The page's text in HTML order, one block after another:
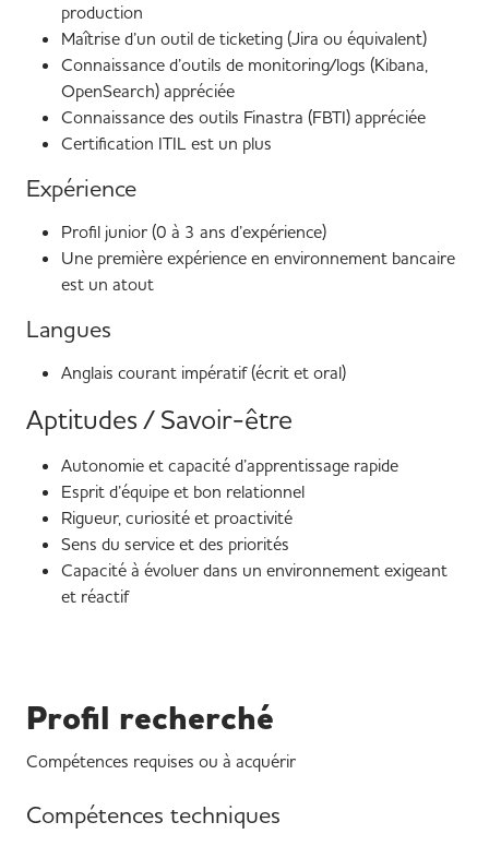
production
Maîtrise d’un outil de ticketing (Jira ou équivalent)
Connaissance d’outils de monitoring/logs (Kibana,
OpenSearch) appréciée
Connaissance des outils Finastra (FBTI) appréciée
Certification ITIL est un plus
Expérience
Profil junior (0 à 3 ans d’expérience)
Une première expérience en environnement bancaire
est un atout
Langues
Anglais courant impératif (écrit et oral)
Aptitudes / Savoir-être
Autonomie et capacité d’apprentissage rapide
Esprit d’équipe et bon relationnel
Rigueur, curiosité et proactivité
Sens du service et des priorités
Capacité à évoluer dans un environnement exigeant
et réactif
Profil recherché
Compétences requises ou à acquérir
Compétences techniques